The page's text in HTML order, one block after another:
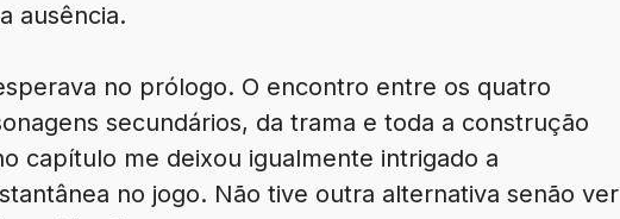
ausência.
no prólogo. O encontro entre os quatro
secundários, da trama e toda a construção
capítulo me deixou igualmente intrigado a
no jogo. Não tive outra alternativa senão ver